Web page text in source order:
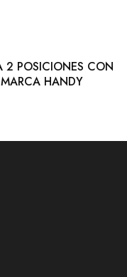
2 POSICIONES CON
HANDY